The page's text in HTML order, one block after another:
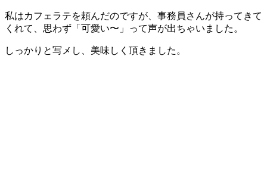
私はカフェラテを頼んだのですが、事務員さんが持ってきて
くれて、思わず「可愛い〜」って声が出ちゃいました。
しっかりと写メし、美味しく頂きました。